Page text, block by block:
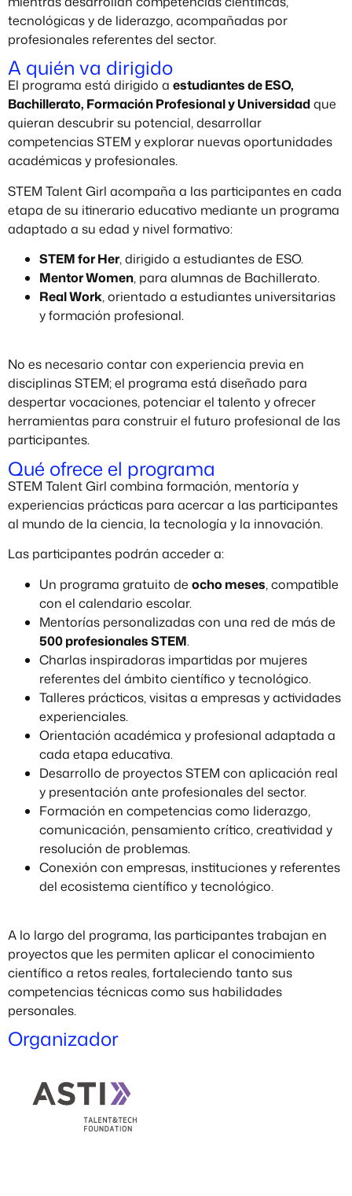
tecnológicas y de liderazgo, acompañadas por
profesionales referentes del sector.
A quién va dirigido
El programa está dirigido a estudiantes de ESO,
Bachillerato, Formación Profesional y Universidadque
quieran descubrir su potencial, desarrollar
competencias STEM y explorar nuevas oportunidades
académicas y profesionales.
STEM Talent Girl acompaña a las participantes en cada
etapa de su itinerario educativo mediante un programa
adaptado a su edad y nivel formativo:
STEM for Her, dirigido a estudiantes de ESO.
Mentor Women, para alumnas de Bachillerato.
Real Work, orientado a estudiantes universitarias
y formación profesional.
No es necesario contar con experiencia previa en
disciplinas STEM; el programa está diseñado para
despertar vocaciones, potenciar el talento y ofrecer
herramientas para construir el futuro profesional de las
participantes.
Qué ofrece el programa
STEM Talent Girl combina formación, mentoría y
experiencias prácticas para acercar a las participantes
al mundo de la ciencia, la tecnología y la innovación.
Las participantes podrán acceder a:
Un programa gratuito de ocho meses, compatible
con el calendario escolar.
Mentorías personalizadas con una red de más de
500 profesionales STEM.
Charlas inspiradoras impartidas por mujeres
referentes del ámbito científico y tecnológico.
Talleres prácticos, visitas a empresas y actividades
experienciales.
Orientación académica y profesional adaptada a
cada etapa educativa.
Desarrollo de proyectos STEM con aplicación real
y presentación ante profesionales del sector.
Formación en competencias como liderazgo,
comunicación, pensamiento crítico, creatividad y
resolución de problemas.
Conexión con empresas, instituciones y referentes
del ecosistema científico y tecnológico.
A lo largo del programa, las participantes trabajan en
proyectos que les permiten aplicar el conocimiento
científico a retos reales, fortaleciendo tanto sus
competencias técnicas como sus habilidades
personales.
Organizador